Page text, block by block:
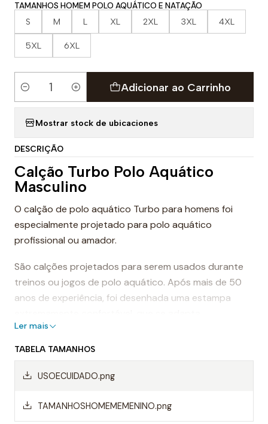
TAMANHOS HOMEM POLO AQUÁTICO E NATAÇÃO
S M L XL 2XL 3XL 4XL
5XL 6XL
Quantidade
Adicionar ao Carrinho
Mostrar stock de ubicaciones
DESCRIÇÃO
Calção Turbo Polo Aquático
Masculino
O calção de polo aquático Turbo para homens foi
especialmente projetado para polo aquático
profissional ou amador.
São calções projetados para serem usados durante
treinos ou jogos de polo aquático. Após mais de 50
anos de experiência, foi desenhada uma estampa
perfeitamente ao corpo, proporcionando conforto e
sensação de leveza.
Dessa forma, os calções de polo aquático facilitam a
permitindo um movimento mais rápido ao nadar.
Ler mais
TABELA TAMANHOS
USOECUIDADO.png
TAMANHOSHOMEMEMENINO.png